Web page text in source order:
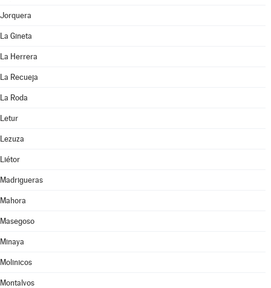
Jorquera
La Gineta
La Herrera
La Recueja
La Roda
Letur
Lezuza
Liétor
Madrigueras
Mahora
Masegoso
Minaya
Molinicos
Montalvos